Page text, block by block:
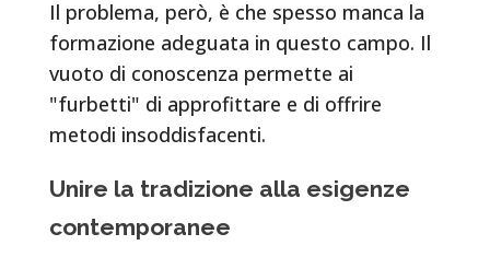
Il problema, però, è che spesso manca la
formazione adeguata in questo campo. Il
vuoto di conoscenza permette ai
"furbetti" di approfittare e di offrire
metodi insoddisfacenti.
Unire la tradizione alla esigenze
contemporanee